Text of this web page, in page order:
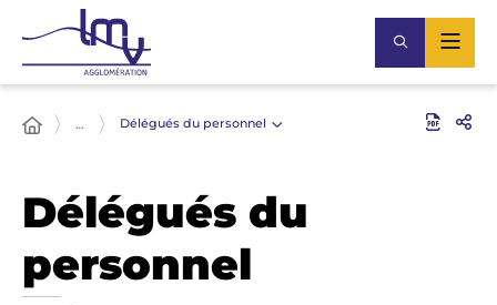
… Délégués du personnel
Délégués du
personnel